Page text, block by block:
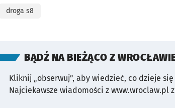
droga s8
BĄDŹ NA BIEŻĄCO Z
Kliknij „obserwuj”, aby wiedzieć, co dzieje się
Najciekawsze wiadomości z www.wroclaw.pl